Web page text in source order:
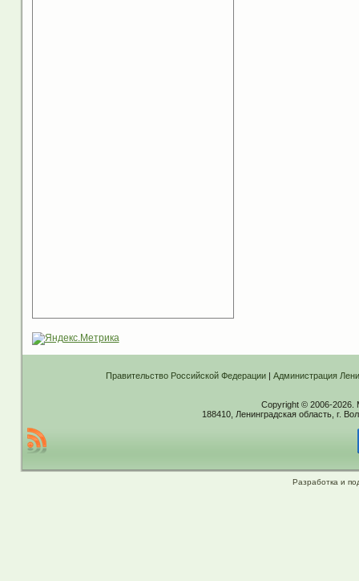
Правительство Российской Федерации| Администрация
Copyright © 2006-2026.
188410, Ленинградская область, г.
Разработка и